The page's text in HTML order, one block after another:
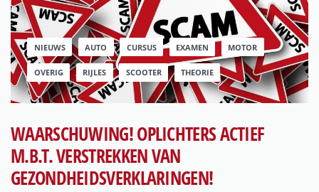
NIEUWS AUTO CURSUS EXAMEN MOTOR
OVERIG RIJLES SCOOTER THEORIE
WAARSCHUWING! OPLICHTERS ACTIEF
M.B.T. VERSTREKKEN VAN
GEZONDHEIDSVERKLARINGEN!